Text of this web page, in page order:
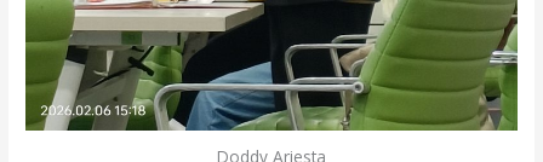
Doddy Ariesta